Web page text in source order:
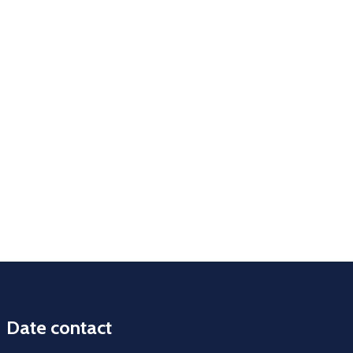
Date contact